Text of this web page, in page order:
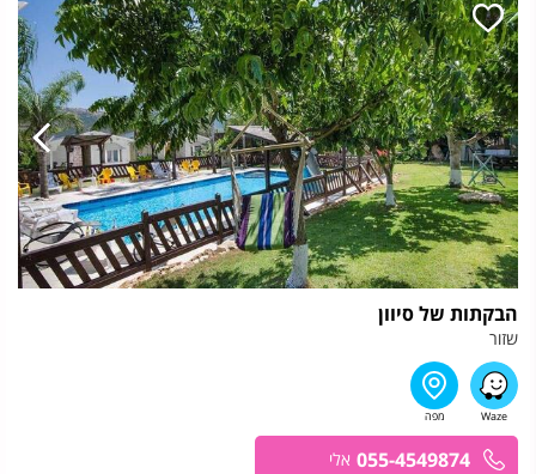
הבקתות של סיוון
שזור
055-4549874 אלי